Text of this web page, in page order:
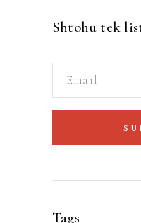
Shtohu tek
Tags